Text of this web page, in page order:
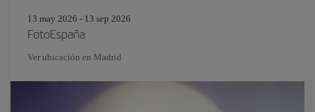
13 may 2026 - 13 sep 2026
FotoEspaña
Ver ubicación en Madrid